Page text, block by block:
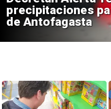
precipitaciones
de Antofagasta